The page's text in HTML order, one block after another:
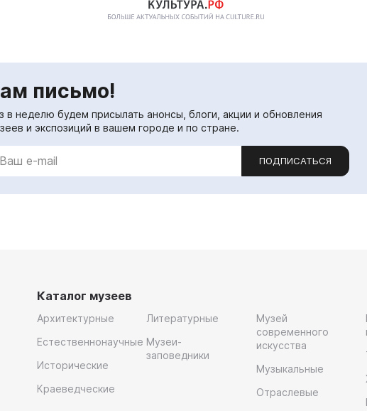
письмо!
в неделю будем присылать анонсы, блоги, акции и обновления
и экспозиций в вашем городе и по стране.
ПОДПИСАТЬСЯ
Каталог музеев
Архитектурные
Естественнонаучные
Исторические
Краеведческие
Литературные
Музеи-
заповедники
Музей
современного
искусства
Музыкальные
Отраслевые